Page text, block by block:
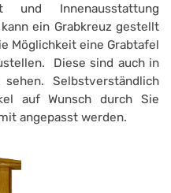
und Innenausstattung
ein Grabkreuz gestellt
Möglichkeit eine Grabtafel
Diese sind auch in
Selbstverständlich
auf Wunsch durch Sie
angepasst werden.